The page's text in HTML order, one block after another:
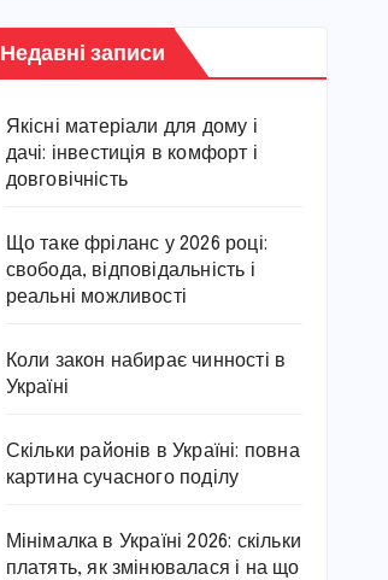
Недавні записи
Якісні матеріали для дому і
дачі: інвестиція в комфорт і
довговічність
Що таке фріланс у 2026 році:
свобода, відповідальність і
реальні можливості
Коли закон набирає чинності в
Україні
Скільки районів в Україні: повна
картина сучасного поділу
Мінімалка в Україні 2026: скільки
платять, як змінювалася і на що